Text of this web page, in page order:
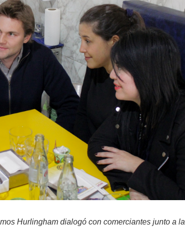
Hurlingham dialogó con comerciantes junto a la